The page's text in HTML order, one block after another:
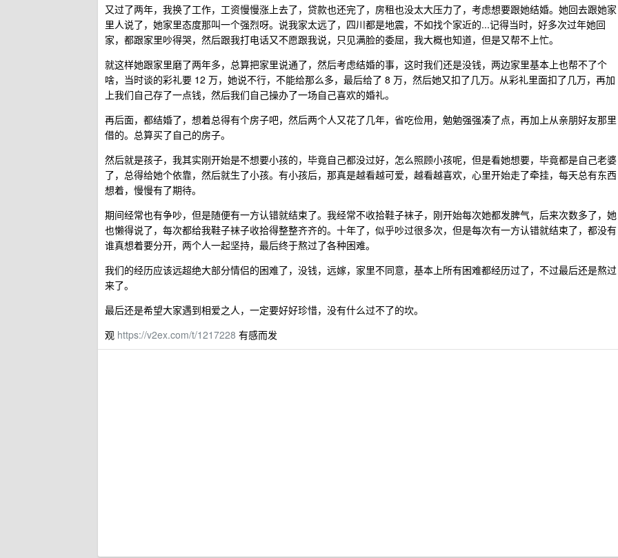
又过了两年，我换了工作，工资慢慢涨上去了，贷款也还完了，房租也没太大压力了，考虑想要跟她结婚。她回去跟她家
里人说了，她家里态度那叫一个强烈呀。说我家太远了，四川都是地震，不如找个家近的...记得当时，好多次过年她回
家，都跟家里吵得哭，然后跟我打电话又不愿跟我说，只见满脸的委屈，我大概也知道，但是又帮不上忙。
就这样她跟家里磨了两年多，总算把家里说通了，然后考虑结婚的事，这时我们还是没钱，两边家里基本上也帮不了个
啥，当时谈的彩礼要 12 万，她说不行，不能给那么多，最后给了 8 万，然后她又扣了几万。从彩礼里面扣了几万，再加
上我们自己存了一点钱，然后我们自己操办了一场自己喜欢的婚礼。
再后面，都结婚了，想着总得有个房子吧，然后两个人又花了几年，省吃俭用，勉勉强强凑了点，再加上从亲朋好友那里
借的。总算买了自己的房子。
然后就是孩子，我其实刚开始是不想要小孩的，毕竟自己都没过好，怎么照顾小孩呢，但是看她想要，毕竟都是自己老婆
了，总得给她个依靠，然后就生了小孩。有小孩后，那真是越看越可爱，越看越喜欢，心里开始走了牵挂，每天总有东西
想着，慢慢有了期待。
期间经常也有争吵，但是随便有一方认错就结束了。我经常不收拾鞋子袜子，刚开始每次她都发脾气，后来次数多了，她
也懒得说了，每次都给我鞋子袜子收拾得整整齐齐的。十年了，似乎吵过很多次，但是每次有一方认错就结束了，都没有
谁真想着要分开，两个人一起坚持，最后终于熬过了各种困难。
我们的经历应该远超绝大部分情侣的困难了，没钱，远嫁，家里不同意，基本上所有困难都经历过了，不过最后还是熬过
来了。
最后还是希望大家遇到相爱之人，一定要好好珍惜，没有什么过不了的坎。
观 https://v2ex.com/t/1217228 有感而发